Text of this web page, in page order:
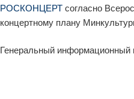
РОСКОНЦЕРТсогласно
концертному плану
Генеральный информационный